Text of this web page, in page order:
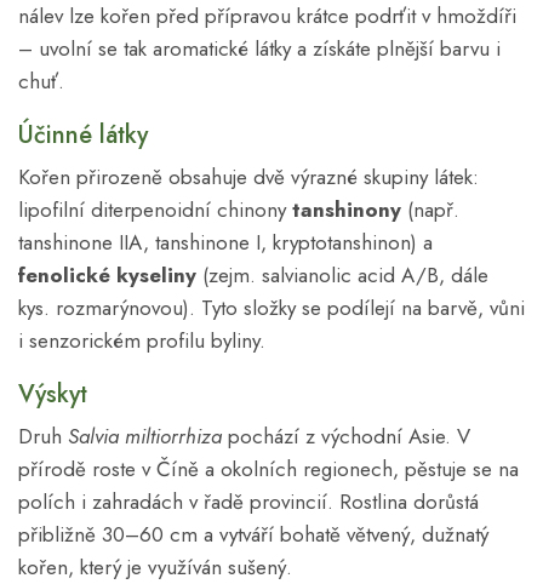
nálev lze kořen před přípravou krátce podrťit v hmoždíři
– uvolní se tak aromatické látky a získáte plnější barvu i
chuť.
Účinné látky
Kořen přirozeně obsahuje dvě výrazné skupiny látek:
lipofilní diterpenoidní chinonytanshinony (např.
tanshinone IIA, tanshinone I, kryptotanshinon) a
fenolické kyseliny (zejm. salvianolic acid A/B, dále
kys. rozmarýnovou). Tyto složky se podílejí na barvě, vůni
i senzorickém profilu byliny.
Výskyt
Druh Salvia miltiorrhiza pochází z východní Asie. V
přírodě roste v Číně a okolních regionech, pěstuje se na
polích i zahradách v řadě provincií. Rostlina dorůstá
přibližně 30–60 cm a vytváří bohatě větvený, dužnatý
kořen, který je využíván sušený.